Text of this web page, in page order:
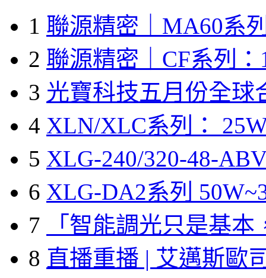
1 聯源精密｜MA60系
2 聯源精密｜CF系列：
3 光寶科技五月份全球
4 XLN/XLC系列：
5 XLG-240/320-48-
6 XLG-DA2系列
7
「智能調光只是基本
8 直播重播 | 艾邁斯歐